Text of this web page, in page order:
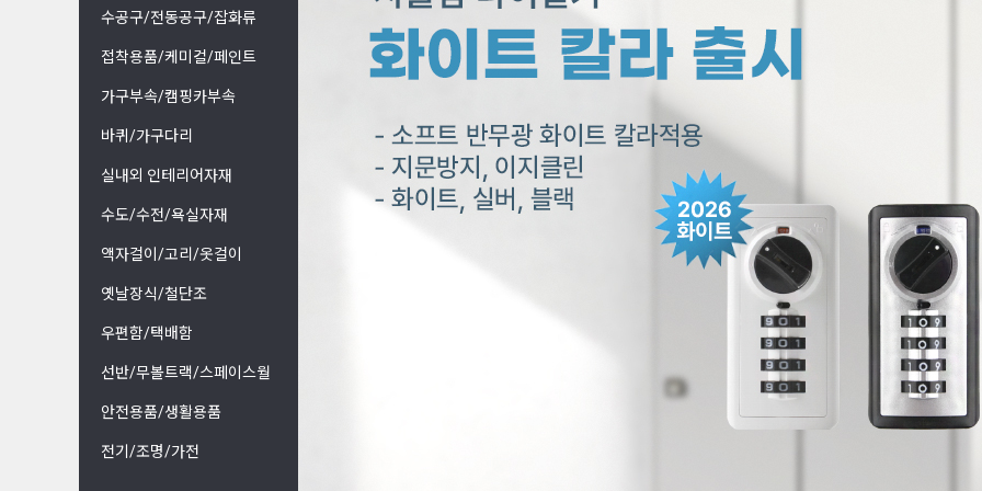
수공구/전동공구/잡화류
접착용품/케미컬/페인트
가구부속/캠핑카부속
바퀴/가구다리
실내외 인테리어자재
수도/수전/욕실자재
액자걸이/고리/옷걸이
옛날장식/철단조
우편함/택배함
선반/무볼트랙/스페이스월
안전용품/생활용품
전기/조명/가전